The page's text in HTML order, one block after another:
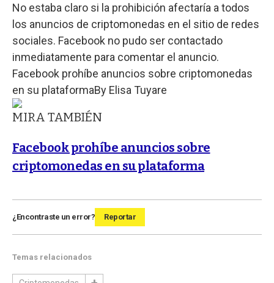
No estaba claro si la prohibición afectaría a todos
los anuncios de criptomonedas en el sitio de redes
sociales. Facebook no pudo ser contactado
inmediatamente para comentar el anuncio.
Facebook prohíbe anuncios sobre criptomonedas
en su plataformaBy Elisa Tuyare
MIRA TAMBIÉN
Facebook prohíbe anuncios sobre
criptomonedas en su plataforma
¿Encontraste un error? Reportar
Temas relacionados